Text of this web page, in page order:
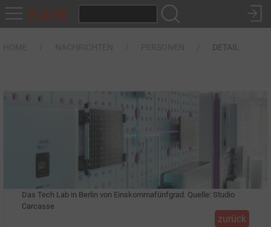
DETAIL
Das Tech Lab in Berlin von Einskommafünfgrad. Quelle: Studio
Carcasse
zurück